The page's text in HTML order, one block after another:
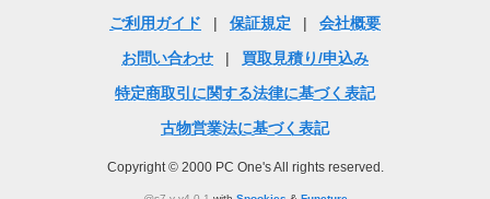
ご利用ガイド
| 保証規定 |
会社概要
お問い合わせ
|
買取見積り/申込み
特定商取引に関する法律に基づく表記
古物営業法に基づく表記
Copyright © 2000 PC One's All rights reserved.